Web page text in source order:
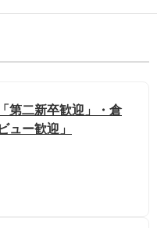
第二新卒歓迎」・倉
ュー歓迎」